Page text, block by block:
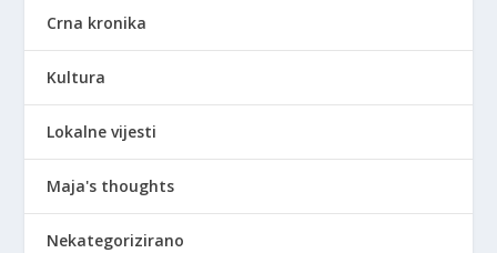
Crna kronika
Kultura
Lokalne vijesti
Maja's thoughts
Nekategorizirano